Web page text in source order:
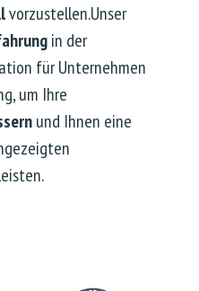
vorzustellen.Unser
in der
für Unternehmen
um Ihre
und Ihnen eine